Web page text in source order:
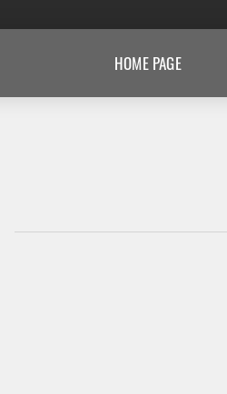
HOME PAGE